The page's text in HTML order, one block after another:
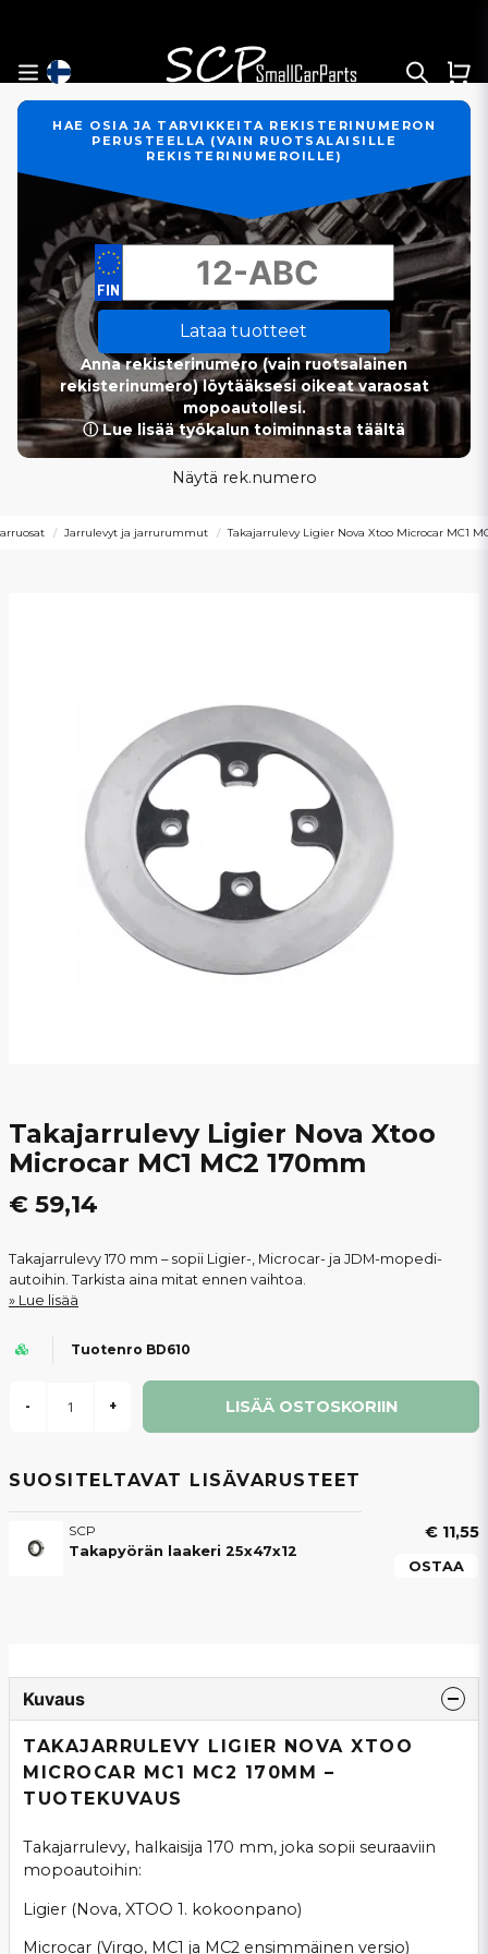
HAE OSIA JA TARVIKKEITA REKISTERINUMERON
PERUSTEELLA (VAIN RUOTSALAISILLE
REKISTERINUMEROILLE)
Lataa tuotteet
Anna rekisterinumero (vain ruotsalainen
rekisterinumero) löytääksesi oikeat varaosat
mopoautollesi.
ⓘ Lue lisää työkalun toiminnasta täältä
Näytä rek.numero
Jarrulevyt ja jarrurummut Takajarrulevy Ligier Nova Xtoo Microcar MC1
Takajarrulevy Ligier Nova Xtoo
Microcar MC1 MC2 170mm
€ 59,14
Takajarrulevy 170 mm – sopii Ligier-, Microcar- ja JDM-mopedi-
autoihin. Tarkista aina mitat ennen vaihtoa.
Lue lisää
Tuotenro BD610
- + LISÄÄ OSTOSKORIIN
SUOSITELTAVAT LISÄVARUSTEET
SCP
Takapyörän laakeri 25x47x12
€ 11,55
OSTAA
Kuvaus
TAKAJARRULEVY LIGIER NOVA XTOO
MICROCAR MC1 MC2 170MM –
TUOTEKUVAUS
Takajarrulevy, halkaisija 170 mm, joka sopii seuraaviin
mopoautoihin:
Ligier (Nova, XTOO 1. kokoonpano)
Microcar (Virgo, MC1 ja MC2 ensimmäinen versio)